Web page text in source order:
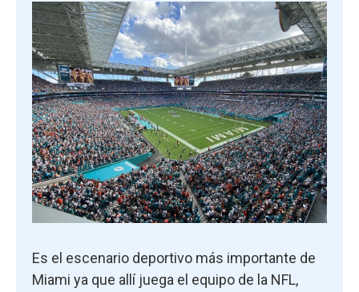
Es el escenario deportivo más importante de
Miami ya que allí juega el equipo de la NFL,